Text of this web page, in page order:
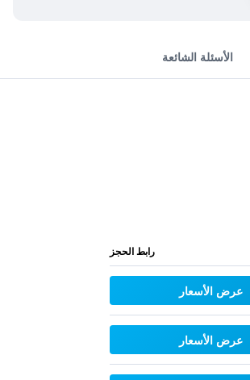
الأسئلة الشائعة
رابط الحجز
عرض الأسعار
عرض الأسعار